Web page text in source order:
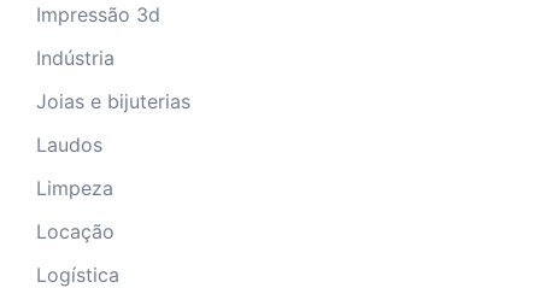
Impressão 3d
Indústria
Joias e bijuterias
Laudos
Limpeza
Locação
Logística